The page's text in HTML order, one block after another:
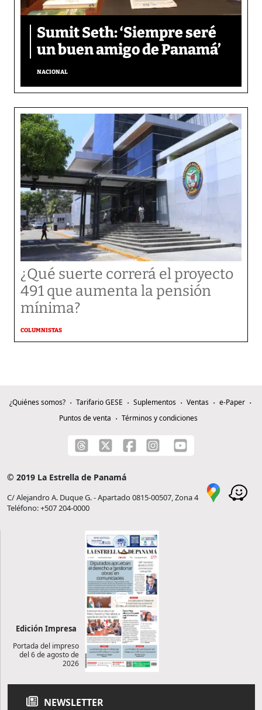
Sumit Seth: ‘Siempre seré
un buen amigo de Panamá’
NACIONAL
¿Qué suerte correrá el proyecto
491 que aumenta la pensión
mínima?
COLUMNISTAS
¿Quiénes somos? Tarifario GESE Suplementos Ventas
e-Paper
Puntos de venta
Términos y condiciones
© 2019 La Estrella de Panamá
C/ Alejandro A. Duque G. - Apartado 0815-00507, Zona 4
Teléfono: +507 204-0000
Edición Impresa
Portada del impreso
del 6 de agosto de
2026
NEWSLETTER